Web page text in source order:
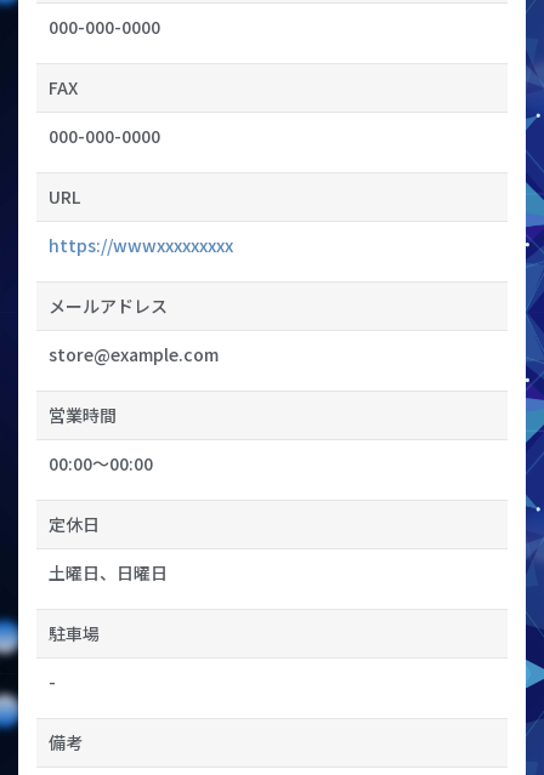
000-000-0000
FAX
000-000-0000
URL
https://wwwxxxxxxxxx
メールアドレス
store@example.com
営業時間
00:00〜00:00
定休日
土曜日、日曜日
駐車場
-
備考